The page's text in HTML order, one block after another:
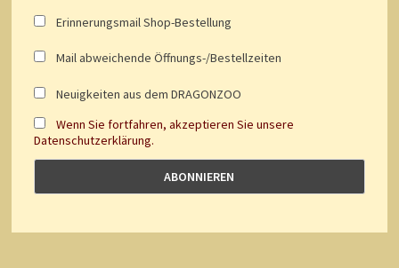
Erinnerungsmail Shop-Bestellung
Mail abweichende Öffnungs-/Bestellzeiten
Neuigkeiten aus dem DRAGONZOO
Wenn Sie fortfahren, akzeptieren Sie unsere
Datenschutzerklärung.